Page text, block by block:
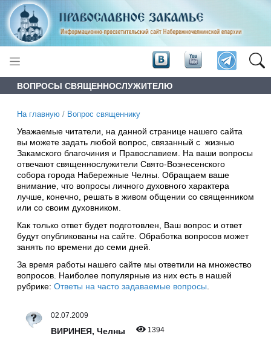
ВОПРОСЫ СВЯЩЕННОСЛУЖИТЕЛЮ
На главную / Вопрос священнику
Уважаемые читатели, на данной странице нашего сайта
вы можете задать любой вопрос, связанный с жизнью
Закамского благочиния и Православием. На ваши вопросы
отвечают священнослужители Свято-Вознесенского
собора города Набережные Челны. Обращаем ваше
внимание, что вопросы личного духовного характера
лучше, конечно, решать в живом общении со священником
или со своим духовником.
Как только ответ будет подготовлен, Ваш вопрос и ответ
будут опубликованы на сайте. Обработка вопросов может
занять по времени до семи дней.
За время работы нашего сайте мы ответили на множество
вопросов. Наиболее популярные из них есть в нашей
рубрике: Ответы на часто задаваемые вопросы
02.07.2009
ВИРИНЕЯ, Челны 1394